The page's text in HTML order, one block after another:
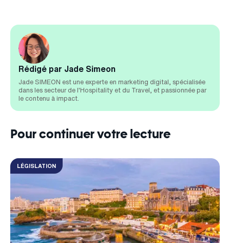
Rédigé par Jade Simeon
Jade SIMEON est une experte en marketing digital, spécialisée
dans les secteur de l'Hospitality et du Travel, et passionnée par
le contenu à impact.
Pour continuer votre lecture
LÉGISLATION